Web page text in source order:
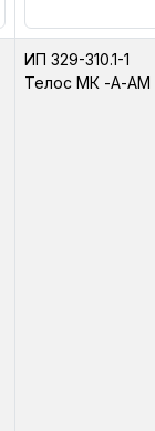
ИП 329-310.1-1
Телос МК -А-АМ